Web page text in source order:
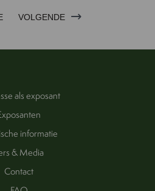
VOLGENDE
als exposant
informatie
& Media
Contact